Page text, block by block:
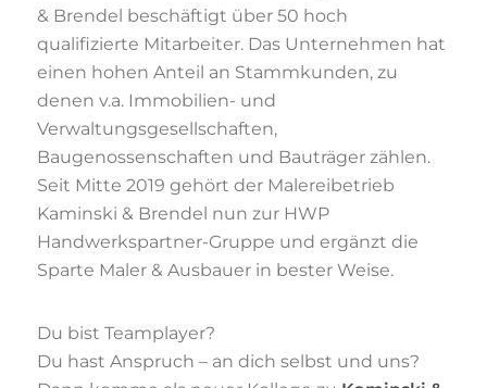
& Brendel beschäftigt über 50 hoch
qualifizierte Mitarbeiter. Das Unternehmen hat
einen hohen Anteil an Stammkunden, zu
denen v.a. Immobilien- und
Verwaltungsgesellschaften,
Baugenossenschaften und Bauträger zählen.
Seit Mitte 2019 gehört der Malereibetrieb
Kaminski & Brendel nun zur HWP
Handwerkspartner-Gruppe und ergänzt die
Sparte Maler & Ausbauer in bester Weise.
Du bist Teamplayer?
Du hast Anspruch – an dich selbst und uns?